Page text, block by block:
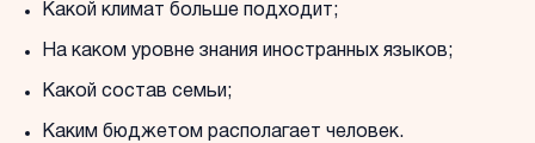
Какой климат больше подходит;
На каком уровне знания иностранных языков;
Какой состав семьи;
Каким бюджетом располагает человек.